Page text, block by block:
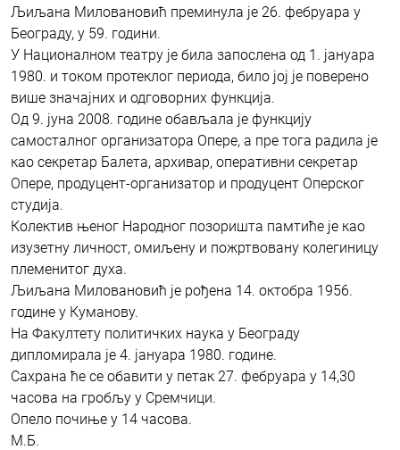
Љиљана Миловановић преминула је 26. фебруара у
Београду, у 59. години.
У Националном театру је била запослена од 1. јануара
1980. и током протеклог периода, било јој је поверено
више значајних и одговорних функција.
Од 9. јуна 2008. године обављала је функцију
самосталног организатора Опере, а пре тога радила је
као секретар Балета, архивар, оперативни секретар
Опере, продуцент-организатор и продуцент Оперског
студија.
Колектив њеног Народног позоришта памтиће је као
изузетну личност, омиљену и пожртвовану колегиницу
племенитог духа.
Љиљана Миловановић је рођена 14. октобра 1956.
године у Куманову.
На Факултету политичких наука у Београду
дипломирала је 4. јануара 1980. године.
Сахрана ће се обавити у петак 27. фебруара у 14,30
часова на гробљу у Сремчици.
Опело почиње у 14 часова.
М.Б.